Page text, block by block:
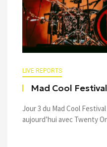
LIVE REPORTS
Mad Cool
Jour 3 du Mad Cool
aujourd’hui avec Twenty